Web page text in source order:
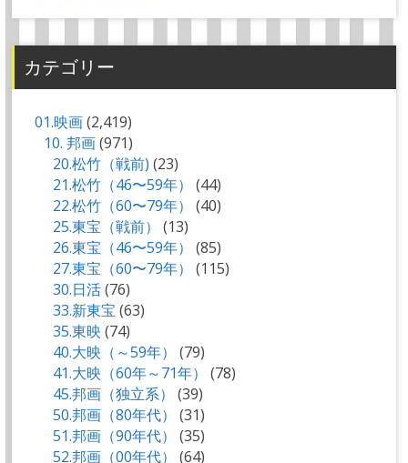
カテゴリー
01.映画(2,419)
10. 邦画(971)
20.松竹（戦前) (23)
21.松竹（46〜59年）
(44)
22.松竹（60〜79年）
(40)
25.東宝（戦前）
(13)
26.東宝（46〜59年）
(85)
27.東宝（60〜79年）
(115)
30.日活(76)
33.新東宝 (63)
35.東映 (74)
40.大映（～59年）
(79)
41.大映（60年～71年）
(78)
45.邦画（独立系）
(39)
50.邦画（80年代）
(31)
51.邦画（90年代）
(35)
52.邦画（00年代）
(64)